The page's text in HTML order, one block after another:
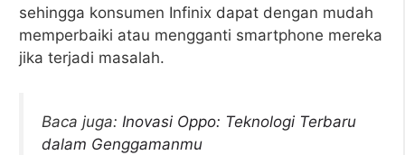
sehingga konsumen Infinix dapat dengan mudah
memperbaiki atau mengganti smartphone mereka
jika terjadi masalah.
Baca juga: Inovasi Oppo: Teknologi Terbaru
dalam Genggamanmu